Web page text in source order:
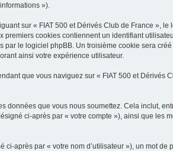
»).
sur « FIAT 500 et Dérivés Club de France »,
cookies contiennent un identifiant
le logiciel phpBB. Un troisième cookie sera
ainsi votre expérience utilisateur.
que vous naviguez sur « FIAT 500 et Dérivés
données que vous nous soumettez. Cela inclut,
ci-après par « votre compte »), ainsi que
après par « votre nom d’utilisateur »), un mot